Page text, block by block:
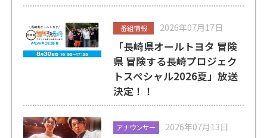
番組情報 2026年07月17日
「長崎県オールトヨタ 冒険
県 冒険する長崎プロジェク
トスペシャル2026夏」放送
決定！！
アナウンサー 2026年07月13日